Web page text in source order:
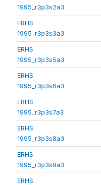
1995_r3p3s2a3
ERHS
1995_r3p3s3a3
ERHS
1995_r3p3s5a3
ERHS
1995_r3p3s6a3
ERHS
1995_r3p3s7a3
ERHS
1995_r3p3s8a3
ERHS
1995_r3p3s9a3
ERHS